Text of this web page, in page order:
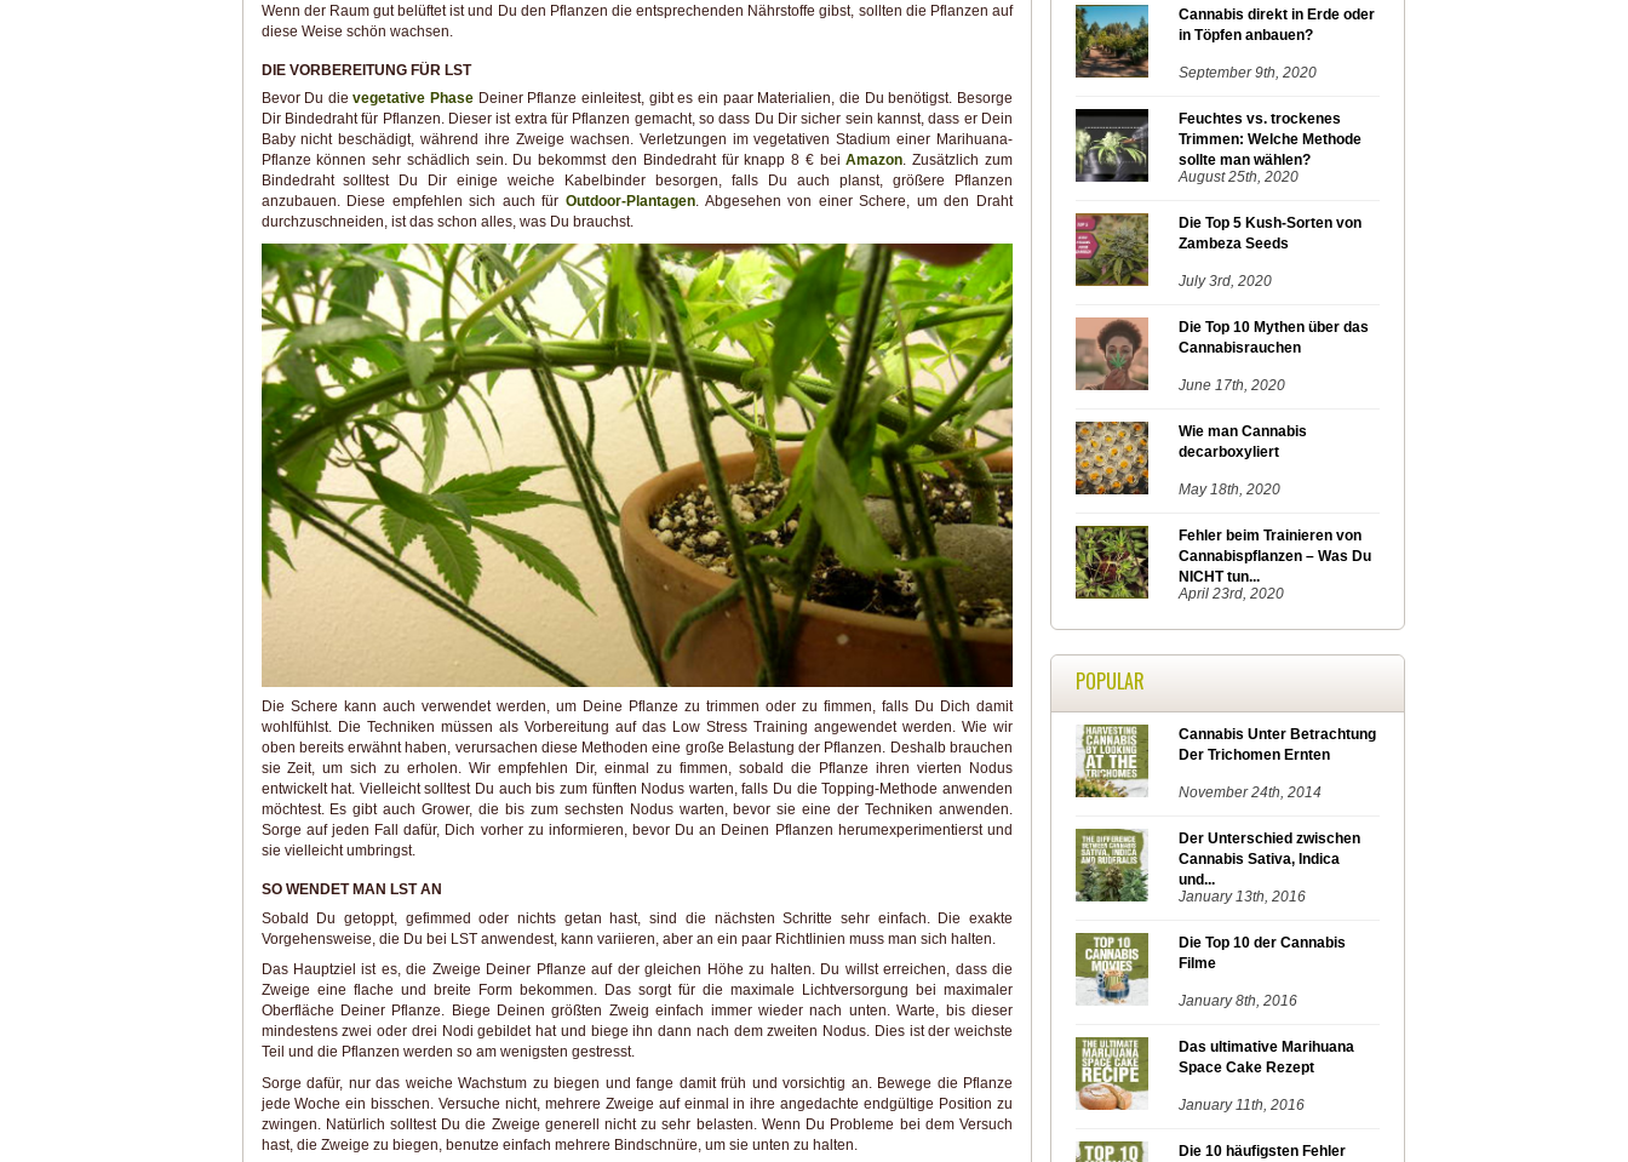
Wenn der Raum gut belüftet ist und Du den Pflanzen die entsprechenden Nährstoffe gibst, sollten die Pflanzen auf
diese Weise schön wachsen.
DIE VORBEREITUNG FÜR LST
Bevor Du dievegetative Phase Deiner Pflanze einleitest, gibt es ein paar Materialien, die Du benötigst. Besorge
Dir Bindedraht für Pflanzen. Dieser ist extra für Pflanzen gemacht, so dass Du Dir sicher sein kannst, dass er Dein
Baby nicht beschädigt, während ihre Zweige wachsen. Verletzungen im vegetativen Stadium einer Marihuana-
Pflanze können sehr schädlich sein. Du bekommst den Bindedraht für knapp 8 € beiAmazon. Zusätzlich zum
Bindedraht solltest Du Dir einige weiche Kabelbinder besorgen, falls Du auch planst, größere Pflanzen
anzubauen. Diese empfehlen sich auch für Outdoor-Plantagen. Abgesehen von einer Schere, um den Draht
durchzuschneiden, ist das schon alles, was Du brauchst.
Die Schere kann auch verwendet werden, um Deine Pflanze zu trimmen oder zu fimmen, falls Du Dich damit
wohlfühlst. Die Techniken müssen als Vorbereitung auf das Low Stress Training angewendet werden. Wie wir
oben bereits erwähnt haben, verursachen diese Methoden eine große Belastung der Pflanzen. Deshalb brauchen
sie Zeit, um sich zu erholen. Wir empfehlen Dir, einmal zu fimmen, sobald die Pflanze ihren vierten Nodus
entwickelt hat. Vielleicht solltest Du auch bis zum fünften Nodus warten, falls Du die Topping-Methode anwenden
möchtest. Es gibt auch Grower, die bis zum sechsten Nodus warten, bevor sie eine der Techniken anwenden.
Sorge auf jeden Fall dafür, Dich vorher zu informieren, bevor Du an Deinen Pflanzen herumexperimentierst und
sie vielleicht umbringst.
SO WENDET MAN LST AN
Sobald Du getoppt, gefimmed oder nichts getan hast, sind die nächsten Schritte sehr einfach. Die exakte
Vorgehensweise, die Du bei LST anwendest, kann variieren, aber an ein paar Richtlinien muss man sich halten.
Das Hauptziel ist es, die Zweige Deiner Pflanze auf der gleichen Höhe zu halten. Du willst erreichen, dass die
Zweige eine flache und breite Form bekommen. Das sorgt für die maximale Lichtversorgung bei maximaler
Oberfläche Deiner Pflanze. Biege Deinen größten Zweig einfach immer wieder nach unten. Warte, bis dieser
mindestens zwei oder drei Nodi gebildet hat und biege ihn dann nach dem zweiten Nodus. Dies ist der weichste
Teil und die Pflanzen werden so am wenigsten gestresst.
Sorge dafür, nur das weiche Wachstum zu biegen und fange damit früh und vorsichtig an. Bewege die Pflanze
jede Woche ein bisschen. Versuche nicht, mehrere Zweige auf einmal in ihre angedachte endgültige Position zu
zwingen. Natürlich solltest Du die Zweige generell nicht zu sehr belasten. Wenn Du Probleme bei dem Versuch
hast, die Zweige zu biegen, benutze einfach mehrere Bindschnüre, um sie unten zu halten.
Cannabis direkt in Erde oder
in Töpfen anbauen?
September 9th, 2020
Feuchtes vs. trockenes
Trimmen: Welche Methode
sollte man wählen?
August 25th, 2020
Die Top 5 Kush-Sorten von
Zambeza Seeds
July 3rd, 2020
Die Top 10 Mythen über das
Cannabisrauchen
June 17th, 2020
Wie man Cannabis
decarboxyliert
May 18th, 2020
Fehler beim Trainieren von
Cannabispflanzen – Was Du
NICHT tun...
April 23rd, 2020
POPULAR
Cannabis Unter Betrachtung
Der Trichomen Ernten
November 24th, 2014
Der Unterschied zwischen
Cannabis Sativa, Indica
und...
January 13th, 2016
Die Top 10 der Cannabis
Filme
January 8th, 2016
Das ultimative Marihuana
Space Cake Rezept
January 11th, 2016
Die 10 häufigsten Fehler